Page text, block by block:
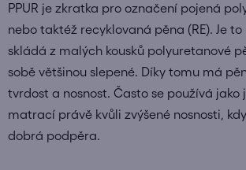
PPUR je zkratka pro označení pojená
nebo taktéž recyklovaná pěna (RE). Je
skládá z malých kousků polyuretanové
sobě většinou slepené. Díky tomu má
tvrdost a nosnost. Často se používá jako
matrací právě kvůli zvýšené nosnosti,
dobrá podpěra.